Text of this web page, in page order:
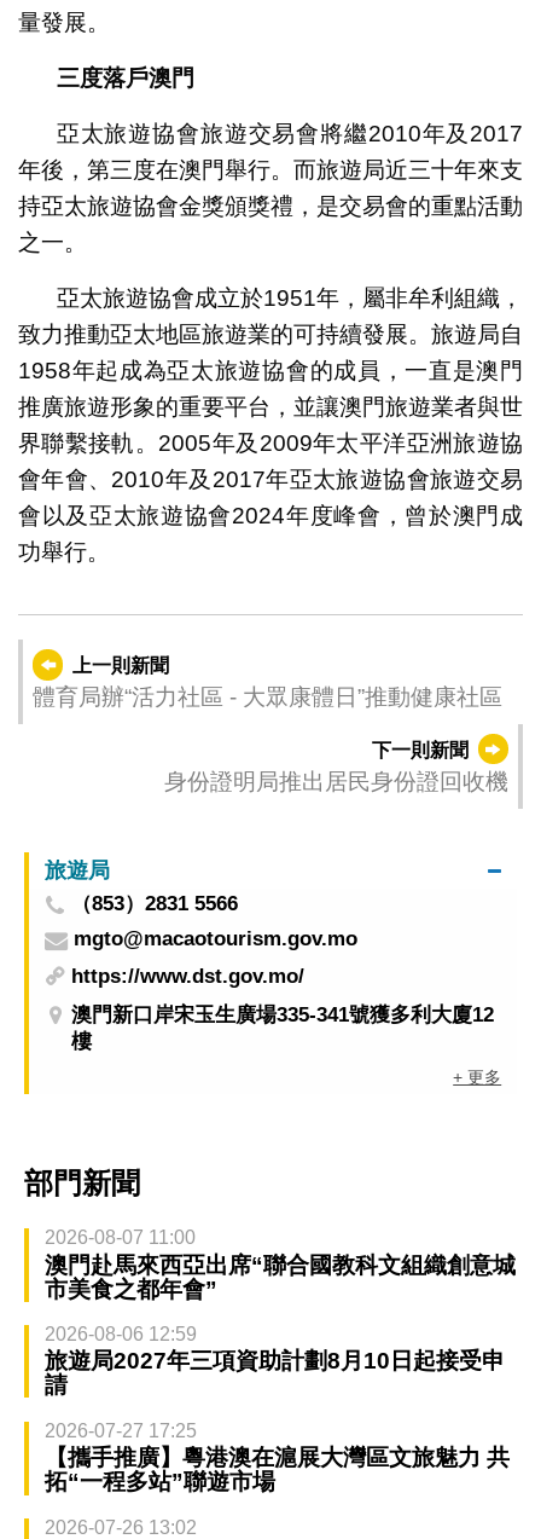
量發展。
三度落戶澳門
亞太旅遊協會旅遊交易會將繼2010年及2017
年後，第三度在澳門舉行。而旅遊局近三十年來支
持亞太旅遊協會金獎頒獎禮，是交易會的重點活動
之一。
亞太旅遊協會成立於1951年，屬非牟利組織，
致力推動亞太地區旅遊業的可持續發展。旅遊局自
1958年起成為亞太旅遊協會的成員，一直是澳門
推廣旅遊形象的重要平台，並讓澳門旅遊業者與世
界聯繫接軌。2005年及2009年太平洋亞洲旅遊協
會年會、2010年及2017年亞太旅遊協會旅遊交易
會以及亞太旅遊協會2024年度峰會，曾於澳門成
功舉行。
上一則新聞
體育局辦“活力社區 - 大眾康體日”推動健康社區
下一則新聞
身份證明局推出居民身份證回收機
旅遊局
（853）2831 5566
mgto@macaotourism.gov.mo
https://www.dst.gov.mo/
澳門新口岸宋玉生廣場335-341號獲多利大廈12
樓
+ 更多
部門新聞
2026-08-07 11:00
澳門赴馬來西亞出席“聯合國教科文組織創意城
市美食之都年會”
2026-08-06 12:59
旅遊局2027年三項資助計劃8月10日起接受申
請
2026-07-27 17:25
【攜手推廣】粵港澳在滬展大灣區文旅魅力 共
拓“一程多站”聯遊市場
2026-07-26 13:02